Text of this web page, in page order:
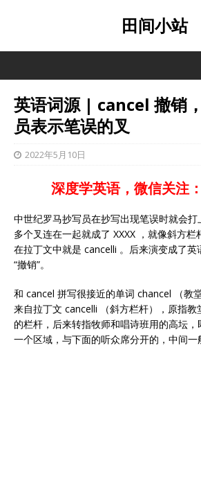
田间小站
英语词源 | cancel 撤销
员表示笔误的叉
2022年5月10日
深度学英语，微信关注
中世纪罗马抄写员在抄写出现笔误时就会打
多个叉连在一起就成了 XXXX ，就像斜方
在拉丁文中就是 cancelli 。后来演变成了
“撤销”。
和 cancel 拼写很接近的单词 chancel （教
来自拉丁文 cancelli （斜方栏杆），原指
的栏杆，后来转指牧师和唱诗班用的高坛
一个区域，与下面的听众席分开的，中间一